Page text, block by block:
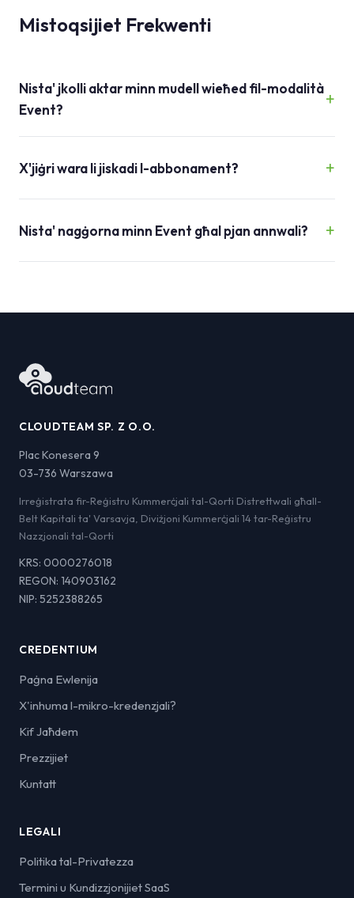
Mistoqsijiet Frekwenti
Nista' jkolli aktar minn mudell wieħed fil-modalità
Event?
X'jiġri wara li jiskadi l-abbonament?
Nista' nagġorna minn Event għal pjan annwali?
CLOUDTEAM SP. Z O.O.
Plac Konesera 9
03-736 Warszawa
Irreġistrata fir-Reġistru Kummerċjali tal-Qorti Distrettwali għall-
Belt Kapitali ta' Varsavja, Diviżjoni Kummerċjali 14 tar-Reġistru
Nazzjonali tal-Qorti
KRS: 0000276018
REGON: 140903162
NIP: 5252388265
CREDENTIUM
Paġna Ewlenija
X'inhuma l-mikro-kredenzjali?
Kif Jaħdem
Prezzijiet
Kuntatt
LEGALI
Politika tal-Privatezza
Termini u Kundizzjonijiet SaaS